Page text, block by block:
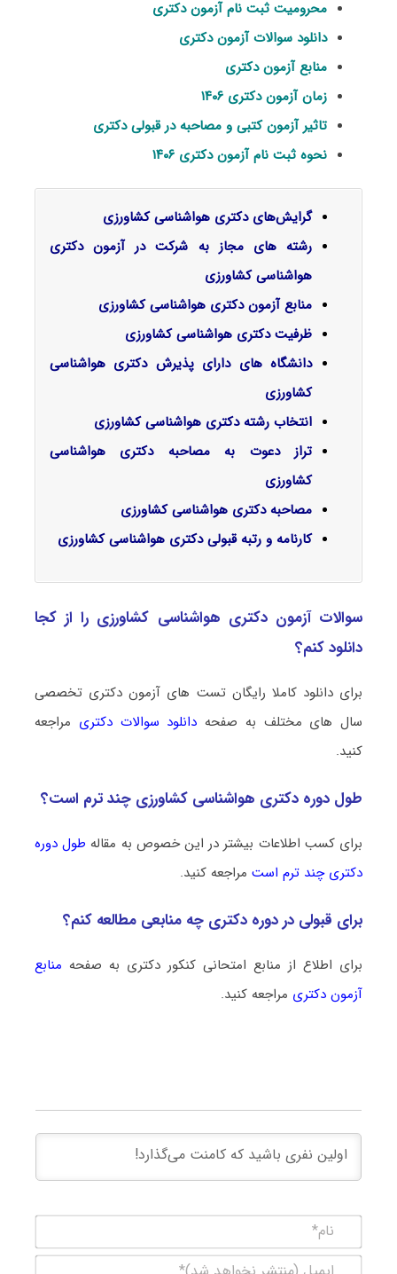
محرومیت ثبت نام آزمون دکتری
دانلود سوالات آزمون دکتری
منابع آزمون دکتری
زمان آزمون دکتری ۱۴۰۶
تاثیر آزمون کتبی و مصاحبه در قبولی دکتری
نحوه ثبت نام آزمون دکتری ۱۴۰۶
گرایش‌های دکتری هواشناسی کشاورزی
رشته های مجاز به شرکت در آزمون دکتری
هواشناسی کشاورزی
منابع آزمون دکتری هواشناسی کشاورزی
ظرفیت دکتری هواشناسی کشاورزی
دانشگاه های دارای پذیرش دکتری هواشناسی
کشاورزی
انتخاب رشته دکتری هواشناسی کشاورزی
تراز دعوت به مصاحبه دکتری هواشناسی
کشاورزی
مصاحبه دکتری هواشناسی کشاورزی
کارنامه و رتبه قبولی دکتری هواشناسی کشاورزی
سوالات آزمون دکتری هواشناسی کشاورزی را از کجا
دانلود کنم؟
برای دانلود کاملا رایگان تست های آزمون دکتری تخصصی
سال های مختلف به صفحه دانلود سوالات دکتری مراجعه
کنید.
طول دوره دکتری هواشناسی کشاورزی چند ترم است؟
برای کسب اطلاعات بیشتر در این خصوص به مقاله طول دوره
دکتری چند ترم استمراجعه کنید.
برای قبولی در دوره دکتری چه منابعی مطالعه کنم؟
برای اطلاع از منابع امتحانی کنکور دکتری به صفحه منابع
آزمون دکتری مراجعه کنید.